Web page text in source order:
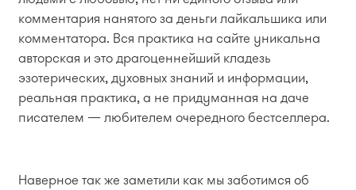
комментария нанятого за деньги лайкальшика или
комментатора. Вся практика на сайте уникальна
авторская и это драгоценнейший кладезь
эзотерических, духовных знаний и информации,
реальная практика, а не придуманная на даче
писателем — любителем очередного бестселлера.
Наверное так же заметили как мы заботимся об